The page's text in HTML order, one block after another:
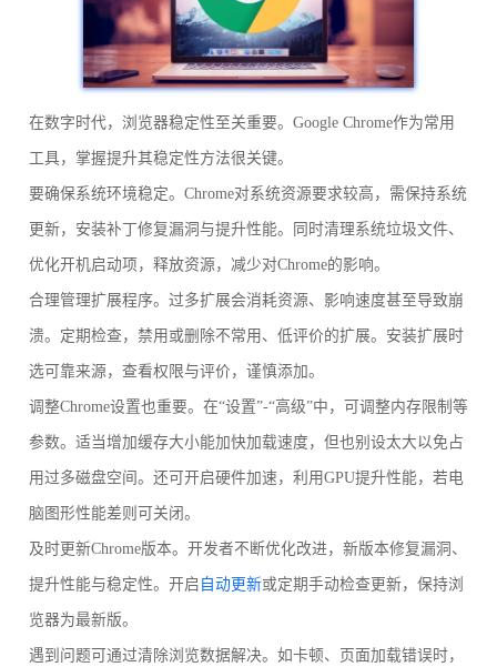
在数字时代，浏览器稳定性至关重要。Google Chrome作为常用
工具，掌握提升其稳定性方法很关键。
要确保系统环境稳定。Chrome对系统资源要求较高，需保持系统
更新，安装补丁修复漏洞与提升性能。同时清理系统垃圾文件、
优化开机启动项，释放资源，减少对Chrome的影响。
合理管理扩展程序。过多扩展会消耗资源、影响速度甚至导致崩
溃。定期检查，禁用或删除不常用、低评价的扩展。安装扩展时
选可靠来源，查看权限与评价，谨慎添加。
调整Chrome设置也重要。在“设置”-“高级”中，可调整内存限制等
参数。适当增加缓存大小能加快加载速度，但也别设太大以免占
用过多磁盘空间。还可开启硬件加速，利用GPU提升性能，若电
脑图形性能差则可关闭。
及时更新Chrome版本。开发者不断优化改进，新版本修复漏洞、
提升性能与稳定性。开启 自动更新或定期手动检查更新，保持浏
览器为最新版。
遇到问题可通过清除浏览数据解决。如卡顿、页面加载错误时，